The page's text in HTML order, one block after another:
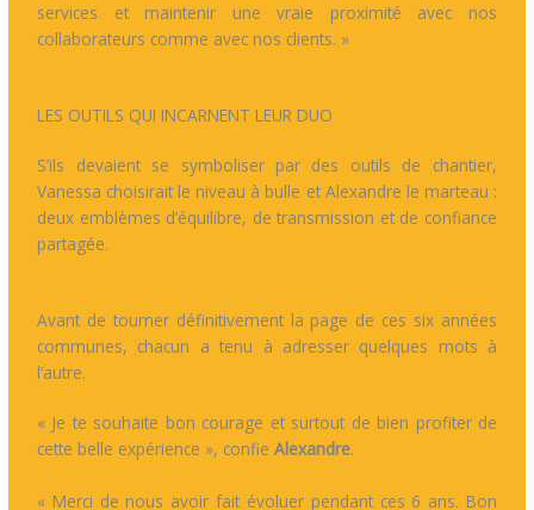
services et maintenir une vraie proximité avec nos
collaborateurs comme avec nos clients. »
LES OUTILS QUI INCARNENT LEUR DUO
S’ils devaient se symboliser par des outils de chantier,
Vanessa choisirait le niveau à bulle et Alexandre le marteau :
deux emblèmes d’équilibre, de transmission et de confiance
partagée.
Avant de tourner définitivement la page de ces six années
communes, chacun a tenu à adresser quelques mots à
l’autre.
« Je te souhaite bon courage et surtout de bien profiter de
cette belle expérience », confieAlexandre.
« Merci de nous avoir fait évoluer pendant ces 6 ans. Bon